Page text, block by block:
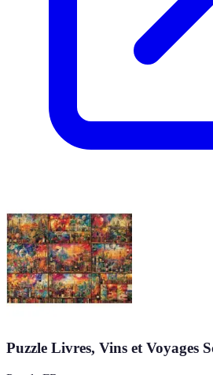
Puzzle Livres, Vins et Voyages